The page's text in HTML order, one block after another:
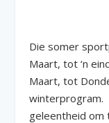
Die somer
Maart, tot ‘n
Maart, tot
winterprogram.
geleentheid om